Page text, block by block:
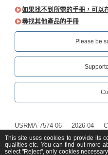
如果找不到所需的手冊，可以
尋找其他產品的手冊
Please be
USRMA-7574-06 2026-04
This site uses cookies to provide its
qualities etc. You can find out more
select "Reject", only cookies